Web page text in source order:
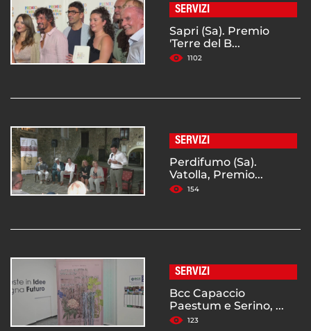
SERVIZI
Sapri (Sa). Premio
'Terre del B...
1102
SERVIZI
Perdifumo (Sa).
Vatolla, Premio...
154
SERVIZI
Bcc Capaccio
Paestum e Serino, ...
123